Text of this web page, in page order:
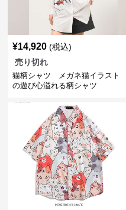
¥14,920 (税込)
売り切れ
猫柄シャツ メガネ猫イラスト
の遊び心溢れる柄シャツ